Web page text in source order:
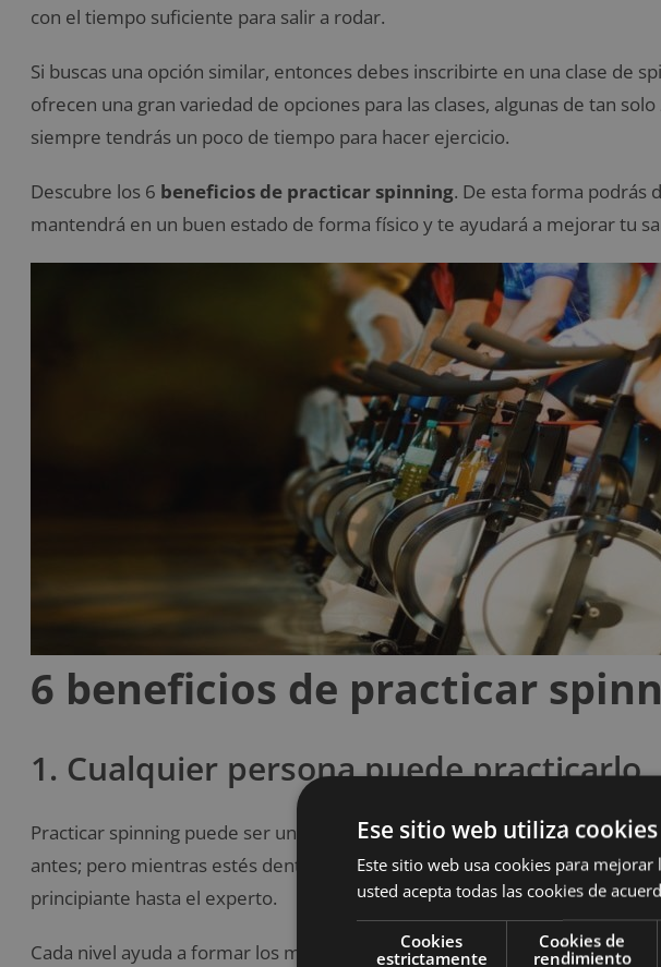
con el tiempo suficiente para salir a rodar.
Si buscas una opción similar, entonces debes inscribirte en una clase de
ofrecen una gran variedad de opciones para las clases, algunas de tan
siempre tendrás un poco de tiempo para hacer ejercicio.
Descubre los 6 beneficios de practicar spinning. De esta forma podrás
mantendrá en un buen estado de forma físico y te ayudará a mejorar tu
6 beneficios de practicar
1. Cualquier persona puede practicarlo
Practicar spinning puede ser un poco intimidante, especialmente para
antes; pero mientras estés dentro de un gimnasio, puedes tomar clases
principiante hasta el experto.
Cada nivel ayuda a formar los músculos principales utilizados para el
Ese sitio web utiliza cookies
Este sitio web usa cookies para
usted acepta todas las cookies de
Cookies
estrictamente
Cookies de
rendimiento